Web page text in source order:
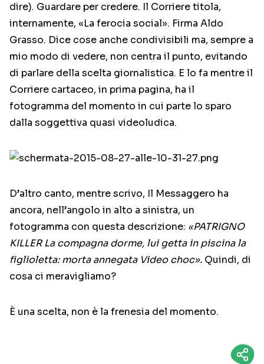
dire). Guardare per credere. Il Corriere titola,
internamente, «La ferocia social». Firma Aldo
Grasso. Dice cose anche condivisibili ma, sempre a
mio modo di vedere, non centra il punto, evitando
di parlare della scelta giornalistica. E lo fa mentre il
Corriere cartaceo, in prima pagina, ha il
fotogramma del momento in cui parte lo sparo
dalla soggettiva quasi videoludica.
D’altro canto, mentre scrivo, Il Messaggero ha
ancora, nell’angolo in alto a sinistra, un
fotogramma con questa descrizione: «PATRIGNO
KILLER La compagna dorme, lui getta in piscina la
figlioletta: morta annegata Video choc». Quindi, di
cosa ci meravigliamo?
È una scelta, non è la frenesia del momento.